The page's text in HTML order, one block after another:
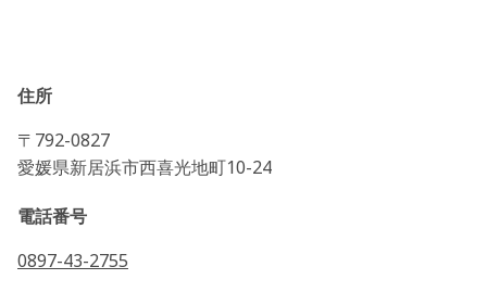
住所
〒792-0827
愛媛県新居浜市西喜光地町10-24
電話番号
0897-43-2755